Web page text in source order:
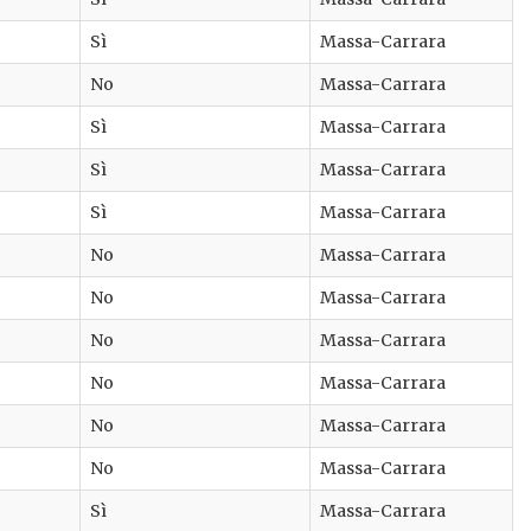
Sì
Massa-Carrara
No
Massa-Carrara
Sì
Massa-Carrara
Sì
Massa-Carrara
Sì
Massa-Carrara
No
Massa-Carrara
No
Massa-Carrara
No
Massa-Carrara
No
Massa-Carrara
No
Massa-Carrara
No
Massa-Carrara
Sì
Massa-Carrara